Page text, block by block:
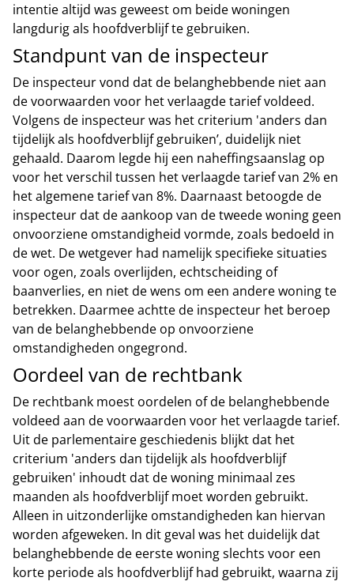
intentie altijd was geweest om beide woningen
langdurig als hoofdverblijf te gebruiken.
Standpunt van de inspecteur
De inspecteur vond dat de belanghebbende niet aan
de voorwaarden voor het verlaagde tarief voldeed.
Volgens de inspecteur was het criterium 'anders dan
tijdelijk als hoofdverblijf gebruiken’, duidelijk niet
gehaald. Daarom legde hij een naheffingsaanslag op
voor het verschil tussen het verlaagde tarief van 2% en
het algemene tarief van 8%. Daarnaast betoogde de
inspecteur dat de aankoop van de tweede woning geen
onvoorziene omstandigheid vormde, zoals bedoeld in
de wet. De wetgever had namelijk specifieke situaties
voor ogen, zoals overlijden, echtscheiding of
baanverlies, en niet de wens om een andere woning te
betrekken. Daarmee achtte de inspecteur het beroep
van de belanghebbende op onvoorziene
omstandigheden ongegrond.
Oordeel van de rechtbank
De rechtbank moest oordelen of de belanghebbende
voldeed aan de voorwaarden voor het verlaagde tarief.
Uit de parlementaire geschiedenis blijkt dat het
criterium 'anders dan tijdelijk als hoofdverblijf
gebruiken' inhoudt dat de woning minimaal zes
maanden als hoofdverblijf moet worden gebruikt.
Alleen in uitzonderlijke omstandigheden kan hiervan
worden afgeweken. In dit geval was het duidelijk dat
belanghebbende de eerste woning slechts voor een
korte periode als hoofdverblijf had gebruikt, waarna zij